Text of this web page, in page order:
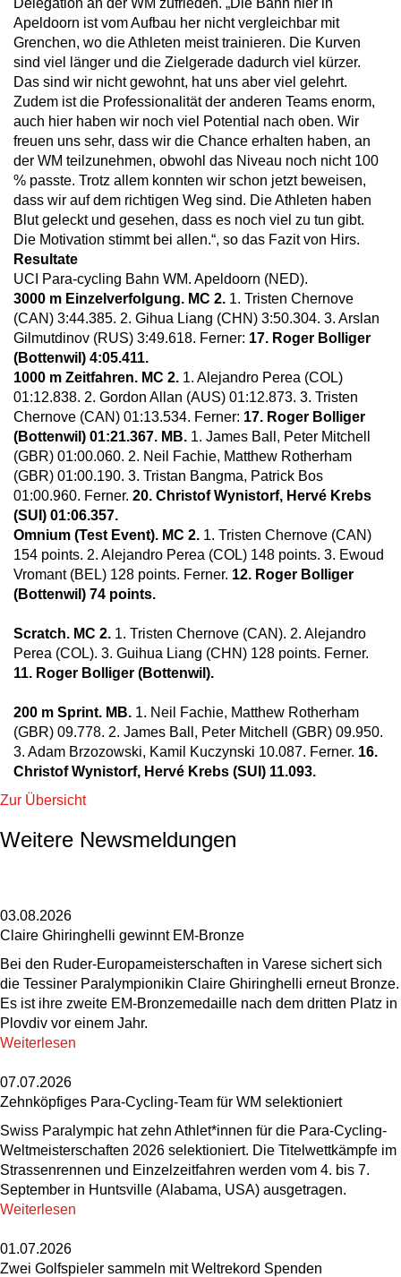
Delegation an der WM zufrieden. „Die Bahn hier in
Apeldoorn ist vom Aufbau her nicht vergleichbar mit
Grenchen, wo die Athleten meist trainieren. Die Kurven
sind viel länger und die Zielgerade dadurch viel kürzer.
Das sind wir nicht gewohnt, hat uns aber viel gelehrt.
Zudem ist die Professionalität der anderen Teams enorm,
auch hier haben wir noch viel Potential nach oben. Wir
freuen uns sehr, dass wir die Chance erhalten haben, an
der WM teilzunehmen, obwohl das Niveau noch nicht 100
% passte. Trotz allem konnten wir schon jetzt beweisen,
dass wir auf dem richtigen Weg sind. Die Athleten haben
Blut geleckt und gesehen, dass es noch viel zu tun gibt.
Die Motivation stimmt bei allen.“, so das Fazit von Hirs.
Resultate
UCI Para-cycling Bahn WM. Apeldoorn (NED).
3000 m Einzelverfolgung. MC 2. 1. Tristen Chernove
(CAN) 3:44.385. 2. Gihua Liang (CHN) 3:50.304. 3. Arslan
Gilmutdinov (RUS) 3:49.618. Ferner: 17. Roger Bolliger
(Bottenwil) 4:05.411.
1000 m Zeitfahren. MC 2. 1. Alejandro Perea (COL)
01:12.838. 2. Gordon Allan (AUS) 01:12.873. 3. Tristen
Chernove (CAN) 01:13.534. Ferner: 17. Roger Bolliger
(Bottenwil) 01:21.367. MB. 1. James Ball, Peter Mitchell
(GBR) 01:00.060. 2. Neil Fachie, Matthew Rotherham
(GBR) 01:00.190. 3. Tristan Bangma, Patrick Bos
01:00.960. Ferner. 20. Christof Wynistorf, Hervé Krebs
(SUI) 01:06.357.
Omnium (Test Event). MC 2. 1. Tristen Chernove (CAN)
154 points. 2. Alejandro Perea (COL) 148 points. 3. Ewoud
Vromant (BEL) 128 points. Ferner. 12. Roger Bolliger
(Bottenwil) 74 points.
Scratch. MC 2. 1. Tristen Chernove (CAN). 2. Alejandro
Perea (COL). 3. Guihua Liang (CHN) 128 points. Ferner.
11. Roger Bolliger (Bottenwil).
200 m Sprint. MB. 1. Neil Fachie, Matthew Rotherham
(GBR) 09.778. 2. James Ball, Peter Mitchell (GBR) 09.950.
3. Adam Brzozowski, Kamil Kuczynski 10.087. Ferner. 16.
Christof Wynistorf, Hervé Krebs (SUI) 11.093.
Zur Übersicht
Weitere Newsmeldungen
03.08.2026
Claire Ghiringhelli gewinnt EM-Bronze
Bei den Ruder-Europameisterschaften in Varese sichert sich
die Tessiner Paralympionikin Claire Ghiringhelli erneut Bronze.
Es ist ihre zweite EM-Bronzemedaille nach dem dritten Platz in
Plovdiv vor einem Jahr.
Weiterlesen
07.07.2026
Zehnköpfiges Para-Cycling-Team für WM selektioniert
Swiss Paralympic hat zehn Athlet*innen für die Para-Cycling-
Weltmeisterschaften 2026 selektioniert. Die Titelwettkämpfe im
Strassenrennen und Einzelzeitfahren werden vom 4. bis 7.
September in Huntsville (Alabama, USA) ausgetragen.
Weiterlesen
01.07.2026
Zwei Golfspieler sammeln mit Weltrekord Spenden